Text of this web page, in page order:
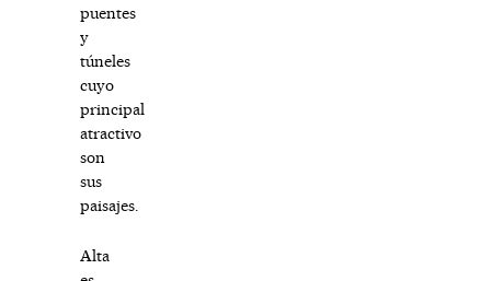
puentes
y
túneles
cuyo
principal
atractivo
son
sus
paisajes.
Alta